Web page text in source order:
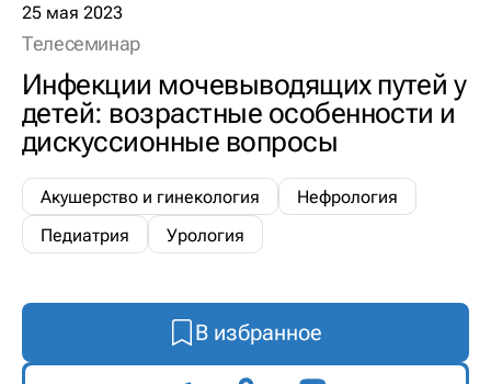
25 мая 2023
Телесеминар
Инфекции мочевыводящих путей у
детей: возрастные особенности и
дискуссионные вопросы
Акушерство и гинекология
Нефрология
Педиатрия
Урология
В избранное